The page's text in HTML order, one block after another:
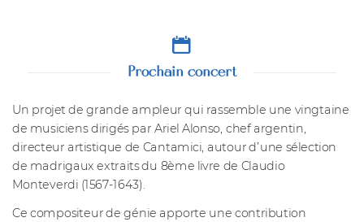
Prochain concert
Un projet de grande ampleur qui rassemble une vingtaine
de musiciens dirigés par Ariel Alonso, chef argentin,
directeur artistique de Cantamici, autour d’une sélection
de madrigaux extraits du 8ème livre de Claudio
Monteverdi (1567-1643).
Ce compositeur de génie apporte une contribution